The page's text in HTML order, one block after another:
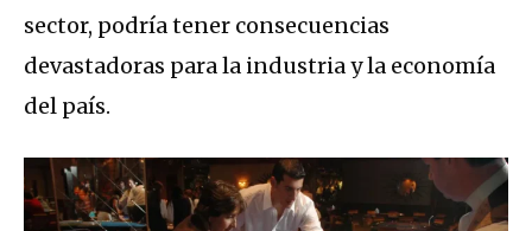
sector, podría tener consecuencias
devastadoras para la industria y la economía
del país.